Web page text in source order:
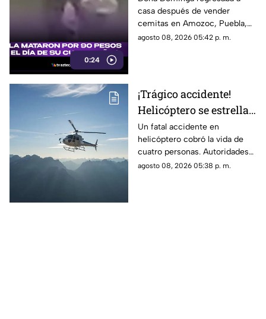
0:24
caso de Doña Dominga
casa después de vender
cemitas en Amozoc, Puebla,
cuando presuntamente un
agosto 08, 2026 05:42 p. m.
¡Trágico accidente!
Helicóptero se estrella
en zona boscosa y
mueren cuatro
personas
Un fatal accidente en
helicóptero cobró la vida de
cuatro personas. Autoridades
confirmaron que la aeronave
agosto 08, 2026 05:38 p. m.